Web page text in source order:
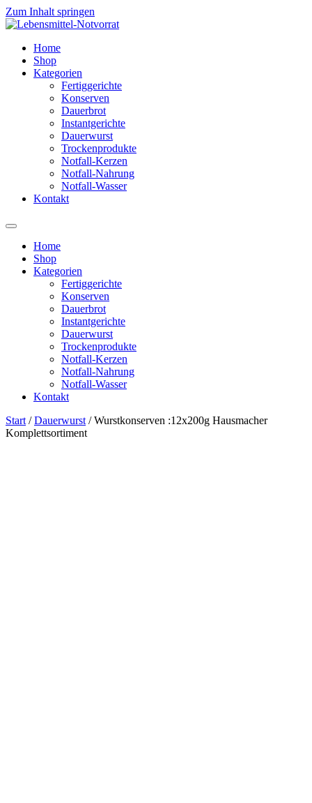
Zum Inhalt springen
Home
Shop
Kategorien
Fertiggerichte
Konserven
Dauerbrot
Instantgerichte
Dauerwurst
Trockenprodukte
Notfall-Kerzen
Notfall-Nahrung
Notfall-Wasser
Kontakt
Home
Shop
Kategorien
Fertiggerichte
Konserven
Dauerbrot
Instantgerichte
Dauerwurst
Trockenprodukte
Notfall-Kerzen
Notfall-Nahrung
Notfall-Wasser
Kontakt
Start /Dauerwurst / Wurstkonserven :12x200g Hausmacher
Komplettsortiment